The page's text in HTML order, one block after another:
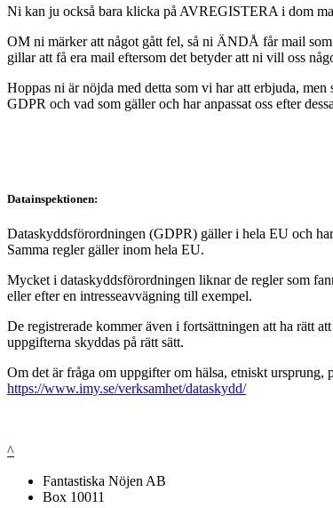
Ni kan ju också bara klicka på AVREGISTERA i dom
OM ni märker att något gått fel, så ni ÄNDÅ får mail
gillar att få era mail eftersom det betyder att ni vill oss
Hoppas ni är nöjda med detta som vi har att erbjuda,
GDPR och vad som gäller och har anpassat oss efter
Datainspektionen:
Dataskyddsförordningen (GDPR) gäller i hela EU och
Samma regler gäller inom hela EU.
Mycket i dataskyddsförordningen liknar de regler som
eller efter en intresseavvägning till exempel.
De registrerade kommer även i fortsättningen att ha rätt
uppgifterna skyddas på rätt sätt.
Om det är fråga om uppgifter om hälsa, etniskt
https://www.imy.se/verksamhet/dataskydd/
^
Fantastiska Nöjen AB
Box 10011